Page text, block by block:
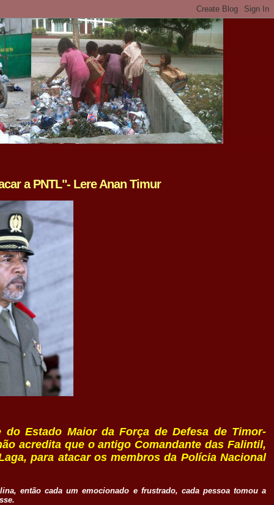
a PNTL"- Lere Anan Timur
Estado Maior da Força de Defesa de Timor-
acredita que o antigo Comandante das Falintil,
para atacar os membros da Polícia Nacional
então cada um emocionado e frustrado, cada pessoa tomou a